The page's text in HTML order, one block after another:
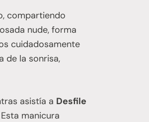
compartiendo
nude, forma
cuidadosamente
de la sonrisa,
asistía a Desfile
manicura